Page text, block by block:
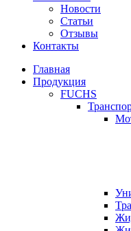
Новости
Статьи
Отзывы
Контакты
Главная
Продукция
FUCHS